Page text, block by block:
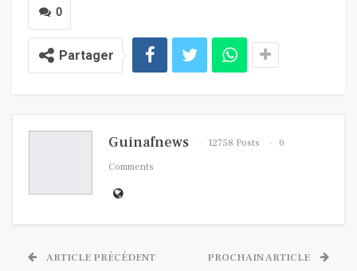
0
Partager
Guinafnews 12758 Posts
0
Comments
ARTICLE PRÉCÉDENT PROCHAIN ARTICLE